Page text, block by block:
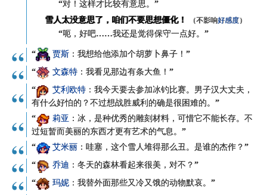
“对！这样才比较有意思。”
雪人太没意思了，咱们不要思想僵化！
（不影响好感度）
“呃，好吧……我还是觉得保守一点好。”
“ 贾斯 ：我想给他添加个胡萝卜鼻子！”
“
文森特 ：我看见那边有条大鱼！”
“
艾利欧特 ：我今天要去参加冰钓比赛。男子汉大丈夫，
有什么好怕的？不过想战胜威利的确是很困难的。”
“
莉亚 ：冰，是种优秀的雕刻材料，可惜它不能长存。不
过短暂而美丽的东西才更有艺术的气息。”
“
艾米丽 ：哇塞，这个雪人堆得那么丑。是谁的杰作？”
“
乔迪 ：冬天的森林看起来很美，对不？”
“
玛妮 ：我替外面那些又冷又饿的动物默哀。”